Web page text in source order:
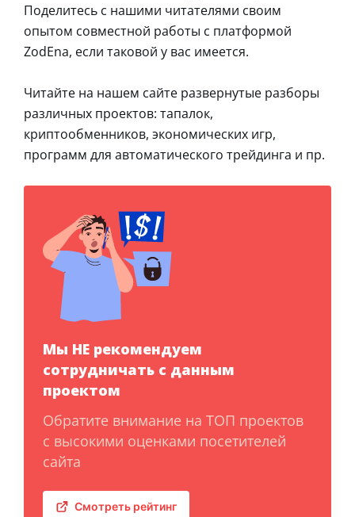
Поделитесь с нашими читателями своим
опытом совместной работы с платформой
ZodEna, если таковой у вас имеется.
Читайте на нашем сайте развернутые разборы
различных проектов: тапалок,
криптообменников, экономических игр,
программ для автоматического трейдинга и пр.
Мы НЕ рекомендуем
сотрудничать с данным
проектом
Обратите внимание на ТОП проектов
с высокими оценками посетителей
сайта
Смотреть рейтинг